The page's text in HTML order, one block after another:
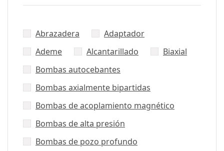
Abrazadera
Adaptador
Ademe
Alcantarillado
Biaxial
Bombas autocebantes
Bombas axialmente bipartidas
Bombas de acoplamiento magnético
Bombas de alta presión
Bombas de pozo profundo